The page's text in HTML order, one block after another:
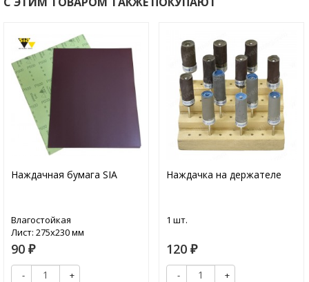
Наждачная бумага SIA
Влагостойкая
Лист: 275х230 мм
90 ₽
-
+
Наждачка на держателе
1 шт.
120 ₽
-
+